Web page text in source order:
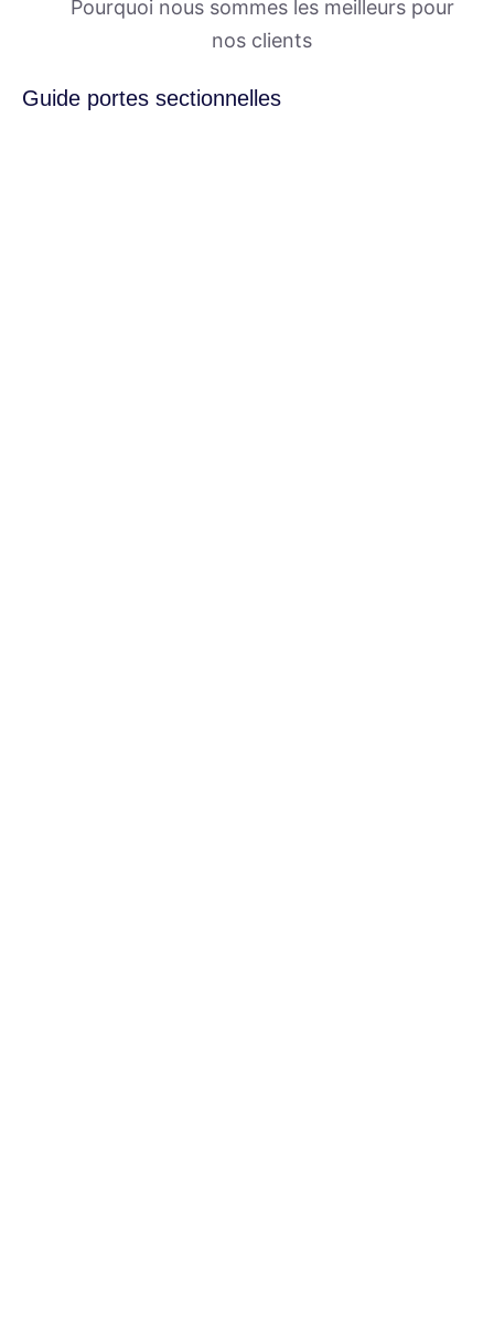
Pourquoi nous sommes les meilleurs pour
nos clients
Guide portes sectionnelles